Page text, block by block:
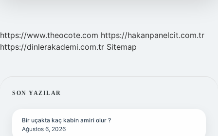
https://www.theocote.com https://hakanpanelcit.com.tr
https://dinlerakademi.com.tr Sitemap
SIDEBAR
SON YAZILAR
Bir uçakta kaç kabin amiri olur ?
Ağustos 6, 2026